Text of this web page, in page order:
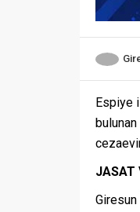
Espiye
JASAT
Giresun